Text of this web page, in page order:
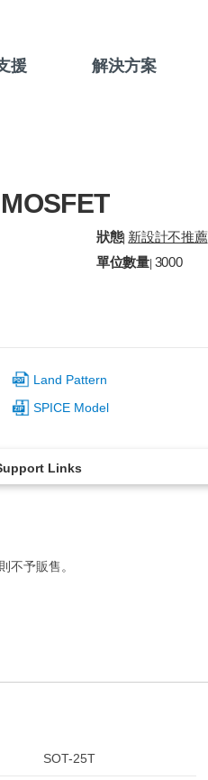
援 解決方案
狀態| 新設計不推薦
單位數量| 3000
Land Pattern
SPICE Model
Links
不予販售。
SOT-25T